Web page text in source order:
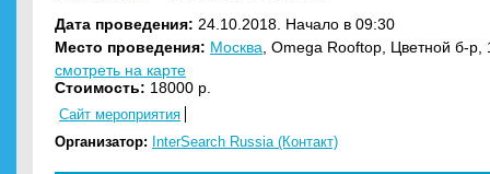
Дата проведения: 24.10.2018. Начало в 09:30
Место проведения: Москва , Omega Rooftop, Цветной б-р,
смотреть на карте
Стоимость: 18000 р.
Сайт мероприятия
Организатор: InterSearch Russia (Контакт)